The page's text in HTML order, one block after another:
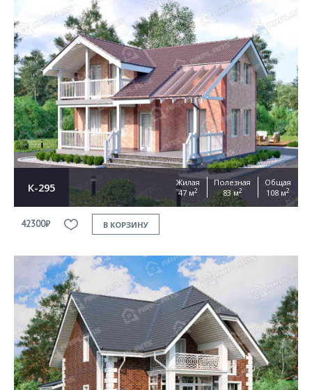
К-295
Жилая
47 м2
Полезная
83 м2
Общая
108 м2
42300₽ В КОРЗИНУ